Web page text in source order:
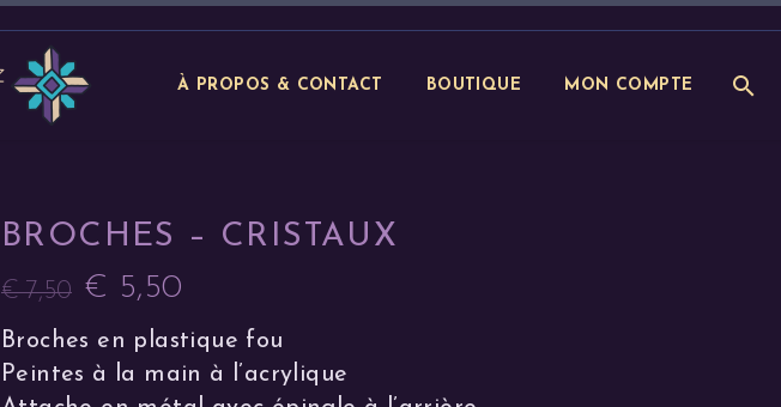
À PROPOS & CONTACT BOUTIQUE MON COMPTE
BROCHES – CRISTAUX
€7,50
prix
initial
€ 5,50
prix
actuel
Broches en plastique fou
Peintes à la main à l’acrylique